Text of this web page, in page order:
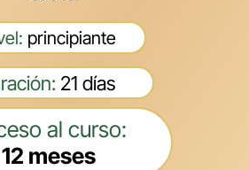
al curso:
12 meses
21 días
principiante